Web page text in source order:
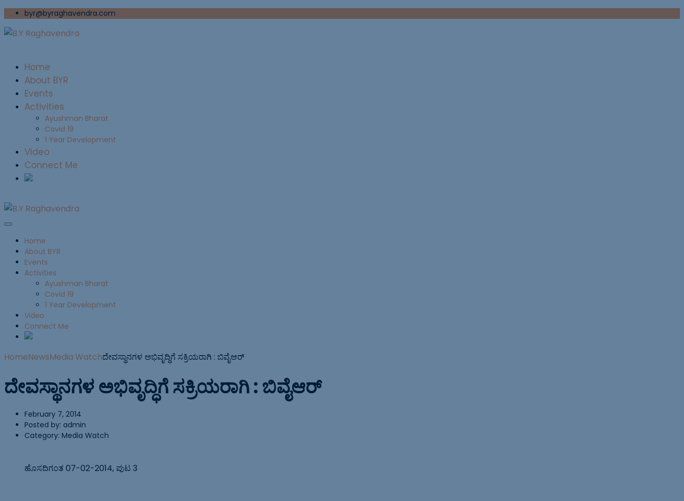
byr@byraghavendra.com
Home
About BYR
Events
Activities
Ayushman Bharat
Covid 19
1 Year Development
Video
Connect Me
Home
About BYR
Events
Activities
Ayushman Bharat
Covid 19
1 Year Development
Video
Connect Me
HomeNewsMedia Watchದೇವಸ್ಥಾನಗಳ ಅಭಿವೃದ್ಧಿಗೆ ಸಕ್ರಿಯರಾಗಿ : ಬಿವೈಆರ್
ದೇವಸ್ಥಾನಗಳ ಅಭಿವೃದ್ಧಿಗೆ ಸಕ್ರಿಯರಾಗಿ : ಬಿವೈಆರ್
February 7, 2014
Posted by: admin
Category: Media Watch
ಹೊಸದಿಗಂತ 07-02-2014, ಪುಟ 3